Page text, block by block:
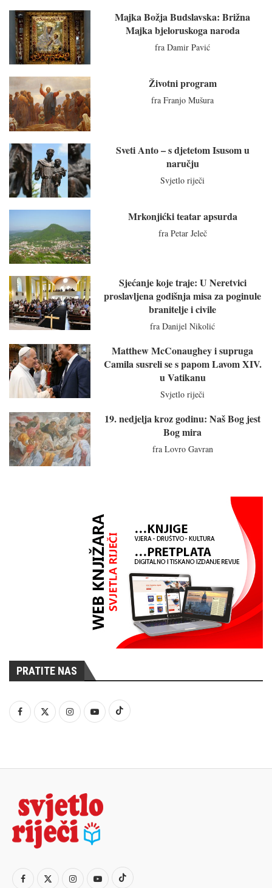
Majka Božja Budslavska: Brižna
Majka bjeloruskoga naroda
fra Damir Pavić
Životni program
fra Franjo Mušura
Sveti Anto – s djetetom Isusom u
naručju
Svjetlo riječi
Mrkonjićki teatar apsurda
fra Petar Jeleč
Sjećanje koje traje: U Neretvici
proslavljena godišnja misa za poginule
branitelje i civile
fra Danijel Nikolić
Matthew McConaughey i supruga
Camila susreli se s papom Lavom XIV.
u Vatikanu
Svjetlo riječi
19. nedjelja kroz godinu: Naš Bog jest
Bog mira
fra Lovro Gavran
PRATITE NAS